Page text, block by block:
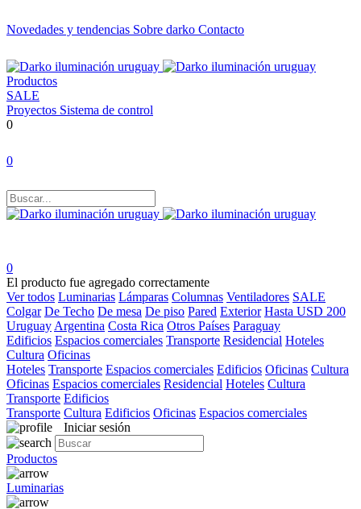
Novedades y tendencias Sobre darko Contacto
Productos
SALE
Proyectos Sistema de control
0
0
0
El producto fue agregado correctamente
Ver todos Luminarias Lámparas Columnas Ventiladores SALE
Colgar De Techo De mesa De piso Pared Exterior Hasta USD 200
Uruguay Argentina Costa Rica Otros Países Paraguay
Edificios Espacios comerciales Transporte Residencial Hoteles
Cultura Oficinas
Hoteles Transporte Espacios comerciales Edificios Oficinas Cultura
Oficinas Espacios comerciales Residencial Hoteles Cultura
Transporte Edificios
Transporte Cultura Edificios Oficinas Espacios comerciales
Iniciar sesión
Productos
Luminarias